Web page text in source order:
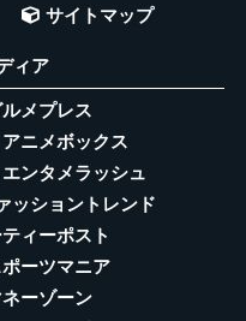
サイトマップ
ィア
メプレス
ニメボックス
ンタメラッシュ
ッショントレンド
ィーポスト
ーツマニア
ーゾーン